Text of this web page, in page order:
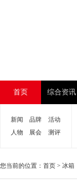
首页 综合资讯
新闻 品牌
活动
人物
展会 测评
您当前的位置： 首页 > 冰箱